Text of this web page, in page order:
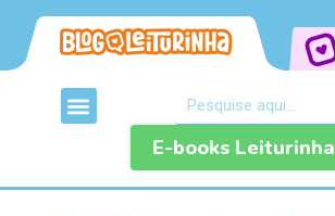
E-books Leiturinha